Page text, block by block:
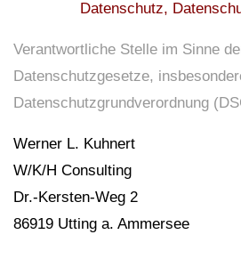
Datenschutz,
Verantwortliche Stelle im Sinne
Datenschutzgesetze,
Datenschutzgrundverordnung
Werner L. Kuhnert
W/K/H Consulting
Dr.-Kersten-Weg 2
86919 Utting a. Ammersee